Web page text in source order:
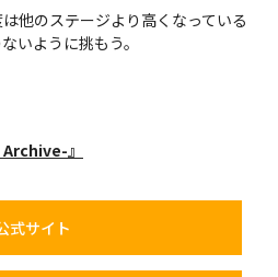
他のステージより高くなっている
いように挑もう。
』
式サイト